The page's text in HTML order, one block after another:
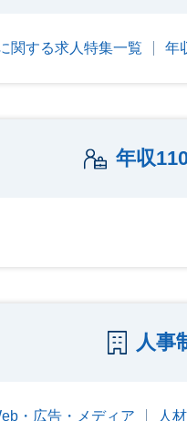
関する求人特集一覧 年
年収
人事
・広告・メディア 人